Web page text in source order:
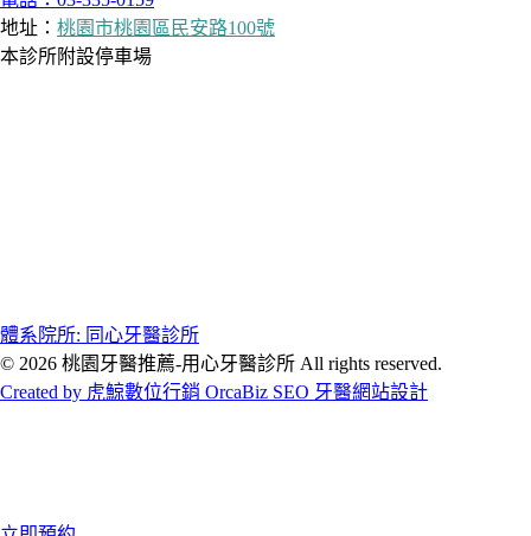
地址： 桃園市桃園區民安路100號
本診所附設停車場
體系院所: 同心牙醫診所
© 2026 桃園牙醫推薦-用心牙醫診所 All rights reserved.
Created by 虎鯨數位行銷 OrcaBiz SEO 牙醫網站設計